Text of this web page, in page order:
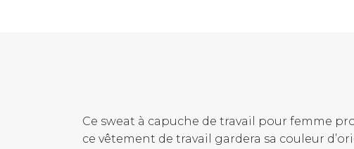
Ce sweat à capuche de travail pour femme
ce vêtement de travail gardera sa couleur